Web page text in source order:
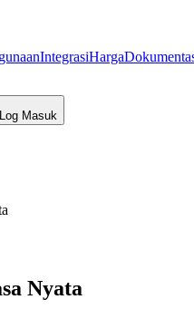
IntegrasiHarga
Log Masuk
Nyata